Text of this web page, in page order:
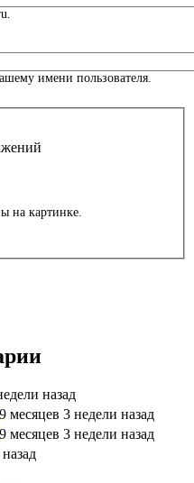
имени пользователя.
на картинке.
назад
9 месяцев 3 недели назад
9 месяцев 3 недели назад